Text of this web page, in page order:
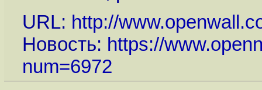
URL: http://
Новость: https://
num=6972